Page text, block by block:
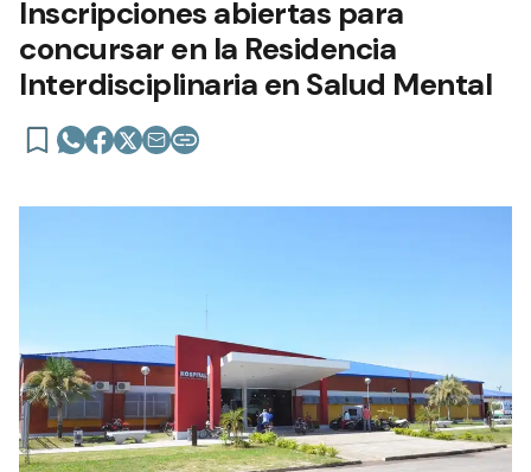
Inscripciones abiertas para
concursar en la Residencia
Interdisciplinaria en Salud Mental